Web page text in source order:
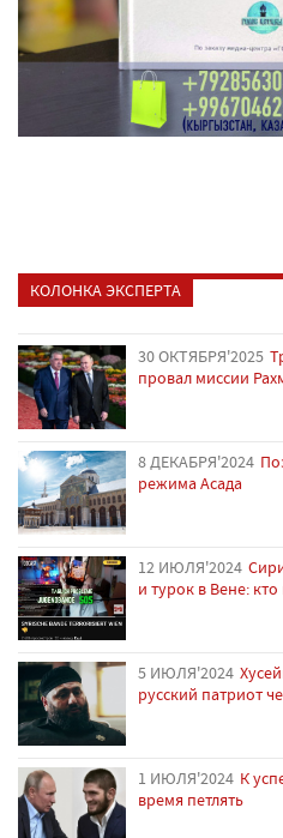
КОЛОНКА ЭКСПЕРТА
30 ОКТЯБРЯ'2025
провал миссии
8 ДЕКАБРЯ'2024
режима Асада
12 ИЮЛЯ'2024
и турок в Вене: кто
5 ИЮЛЯ'2024
русский патриот
1 ИЮЛЯ'2024 К
время петлять